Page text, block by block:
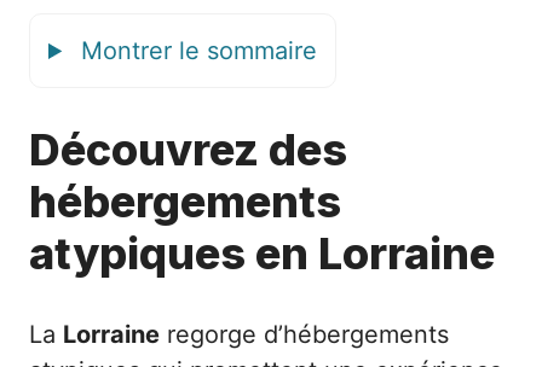
Montrer le sommaire
Découvrez des
hébergements
atypiques en Lorraine
La Lorraine regorge d’hébergements